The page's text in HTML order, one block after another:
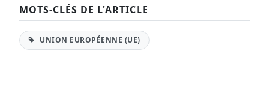
MOTS-CLÉS DE L'ARTICLE
UNION EUROPÉENNE (UE)